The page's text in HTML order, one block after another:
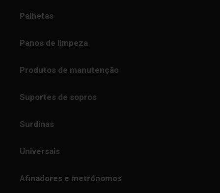
Palhetas
Panos de limpeza
Produtos de manutenção
Suportes de sopros
Surdinas
Universais
Afinadores e metrónomos